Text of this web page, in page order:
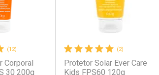
Ativar Desconto
(12)
Corporal
30 200g
(2)
Protetor Solar Ever Care
Kids FPS60 120g